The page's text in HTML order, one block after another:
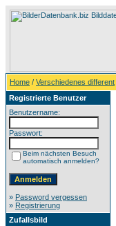
Home / Verschiedenes different
Registrierte Benutzer
Benutzername:
Passwort:
Beim nächsten Besuch
automatisch anmelden?
» Password vergessen
» Registrierung
Zufallsbild